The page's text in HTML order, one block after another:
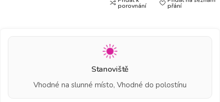
porovnání přání
Stanoviště
Vhodné na slunné místo, Vhodné do polostínu